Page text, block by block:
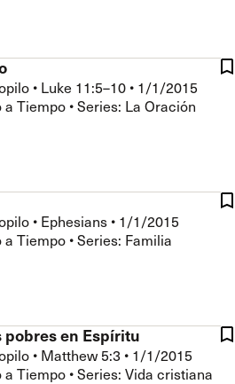
• Luke 11:5–10 • 1/1/2015
Tiempo • Series: La Oración
• Ephesians • 1/1/2015
Tiempo • Series: Familia
en Espíritu
• Matthew 5:3 • 1/1/2015
Tiempo • Series: Vida cristiana